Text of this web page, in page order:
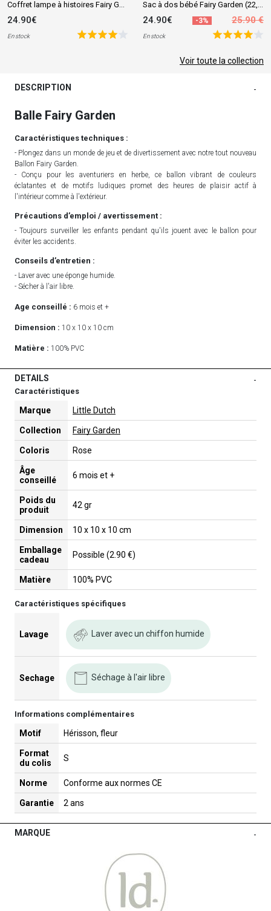
24.90€
En stock
24.90€ -3% 25.90 €
En stock
Voir toute la collection
DESCRIPTION -
Balle Fairy Garden
Caractéristiques techniques :
- Plongez dans un monde de jeu et de divertissement avec notre tout nouveau
Ballon Fairy Garden.
- Conçu pour les aventuriers en herbe, ce ballon vibrant de couleurs
éclatantes et de motifs ludiques promet des heures de plaisir actif à
l'intérieur comme à l'extérieur.
Précautions d’emploi / avertissement :
- Toujours surveiller les enfants pendant qu'ils jouent avec le ballon pour
éviter les accidents.
Conseils d’entretien :
- Laver avec une éponge humide.
- Sécher à l'air libre.
Age conseillé : 6 mois et +
Dimension : 10 x 10 x 10 cm
Matière : 100% PVC
DETAILS -
Caractéristiques
Marque Little Dutch
Collection Fairy Garden
Coloris Rose
Âge
conseillé
6 mois et +
Poids du
produit
42 gr
Dimension 10 x 10 x 10 cm
Emballage
cadeau
Possible (2.90 €)
Matière 100% PVC
Caractéristiques spécifiques
Lavage Laver avec un chiffon humide
Sechage Séchage à l'air libre
Informations complémentaires
Motif Hérisson, fleur
Format
du colis
S
Norme Conforme aux normes CE
Garantie 2 ans
MARQUE -